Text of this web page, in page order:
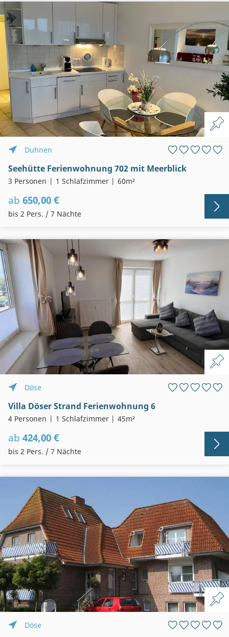
Duhnen
Seehütte Ferienwohnung 702 mit Meerblick
3 Personen 1 Schlafzimmer 60m²
ab 650,00 €
bis 2 Pers. / 7 Nächte
Döse
Villa Döser Strand Ferienwohnung 6
4 Personen 1 Schlafzimmer 45m²
ab 424,00 €
bis 2 Pers. / 7 Nächte
Döse